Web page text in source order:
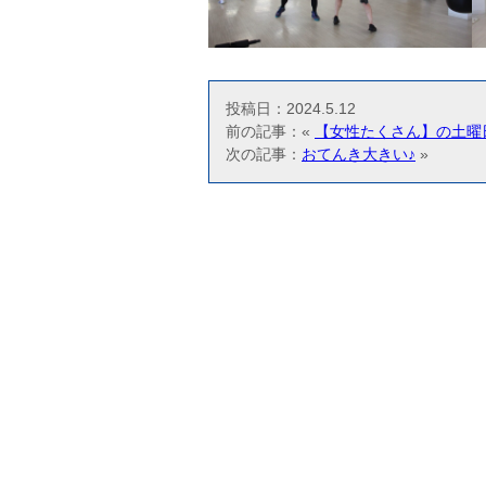
投稿日：2024.5.12
前の記事：«
【女性たくさん】の土曜
次の記事： おてんき大きい♪ »